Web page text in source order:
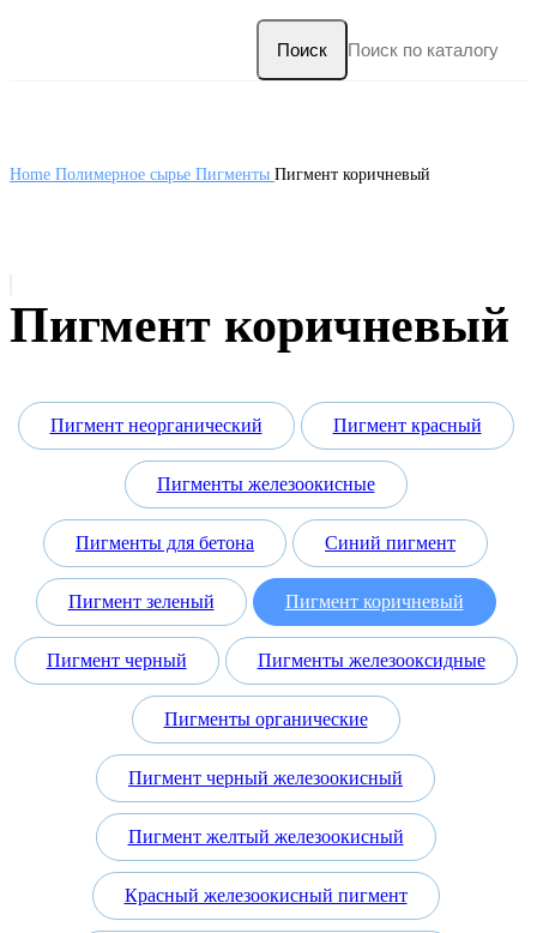
Поиск
Home Полимерное сырье Пигменты Пигмент коричневый
Пигмент коричневый
Пигмент неорганический Пигмент красный
Пигменты железоокисные
Пигменты для бетона Синий пигмент
Пигмент зеленый Пигмент коричневый
Пигмент черный Пигменты железооксидные
Пигменты органические
Пигмент черный железоокисный
Пигмент желтый железоокисный
Красный железоокисный пигмент